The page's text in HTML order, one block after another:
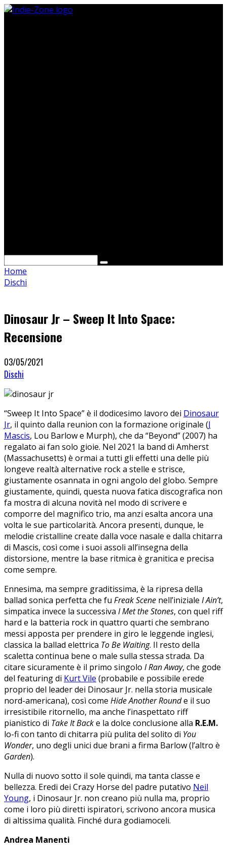
Home
Dischi
Dinosaur Jr – Sweep It Into Space:
Recensione
03/05/2021
Dischi
“Sweep It Into Space” è il dodicesimo lavoro dei Dinosaur
Jr, il quinto dalla reunion con la formazione originale (J
Mascis, Lou Barlow e Murph), che da “Beyond” (2007) ha
regalato ai fan solo gioie. Nel 2021 la band di Amherst
(Massachusetts) è ormai a tutti gli effetti una delle più
longeve realtà alternative rock a stelle e strisce,
giustamente osannata in ogni angolo del globo. Sempre
giustamente, quindi, questa nuova fatica discografica non
fa mostra di alcuna novità nel modo di scrivere e
comporre del magnifico trio, ma anzi esalta ancora una
volta le sue particolarità. Ancora presenti, dunque, le
melodie cristalline create dalla voce nasale e dalla chitarra
di Mascis, così come i suoi assoli all’insegna della
distorsione, mentre la base ritmica è granitica e precisa
come sempre.
Ennesima, ma sempre graditissima, è la ripresa della
ballad sonica perfetta che fu Freak Scene nell’iniziale I Ain’t,
simpatica invece la successiva I Met the Stones, con quel riff
hard e la batteria rock in quattro quarti che sembrano
messi apposta per prendere in giro le leggende inglesi,
classica la ballad elettrica To Be Waiting. Il resto della
scaletta continua bene o male sulla stessa strada. Da
citare sicuramente è il primo singolo I Ran Away, che gode
del featuring di Kurt Vile (probabile e possibile erede
proprio del leader dei Dinosaur Jr. nella storia musicale
nord-americana), così come Hide Another Rounde il suo
irresistibile ritornello, ma anche l’inaspettato riff
pianistico di Take It Backe la dolce conclusione alla R.E.M.
lo-fi con tanto di chitarra più pulita del solito di You
Wonder, uno degli unici due brani a firma Barlow (l’altro è
Garden).
Nulla di nuovo sotto il sole quindi, ma tanta classe e
bellezza. Eredi dei Crazy Horse del padre putativo Neil
Young, i Dinosaur Jr. non creano più nulla ma, proprio
come i loro più diretti ispiratori, scrivono ancora musica
di altissima qualità. Finché dura godiamoceli.
Andrea Manenti